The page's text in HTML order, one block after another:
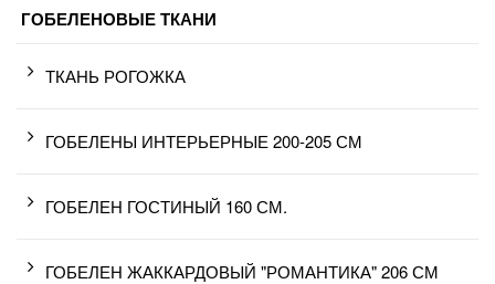
ГОБЕЛЕНОВЫЕ ТКАНИ
ТКАНЬ РОГОЖКА
ГОБЕЛЕНЫ ИНТЕРЬЕРНЫЕ 200-205 СМ
ГОБЕЛЕН ГОСТИНЫЙ 160 СМ.
ГОБЕЛЕН ЖАККАРДОВЫЙ "РОМАНТИКА" 206 СМ